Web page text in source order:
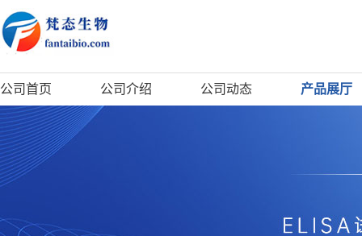
公司首页 公司介绍 公司动态 产品展厅